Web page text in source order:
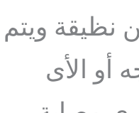
ويتم
أو الأى